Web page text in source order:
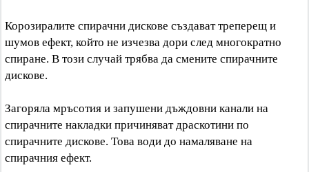
Корозиралите спирачни дискове създават треперещ и
шумов ефект, който не изчезва дори след многократно
спиране. В този случай трябва да смените спирачните
дискове.
Загоряла мръсотия и запушени дъждовни канали на
спирачните накладки причиняват драскотини по
спирачните дискове. Това води до намаляване на
спирачния ефект.